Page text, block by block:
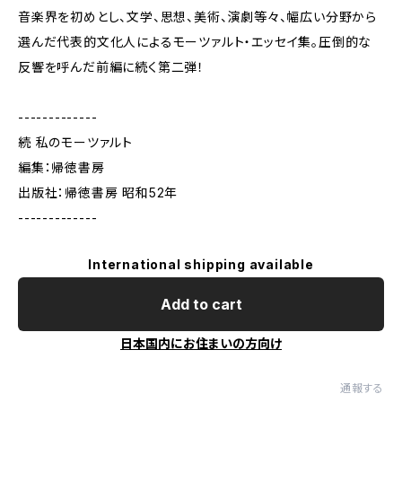
音楽界を初めとし、文学、思想、美術、演劇等々、幅広い分野から
選んだ代表的文化人によるモーツァルト・エッセイ集。圧倒的な
反響を呼んだ前編に続く第二弾！
-------------
続 私のモーツァルト
編集：帰徳書房
出版社：帰徳書房 昭和52年
-------------
International shipping available
Add to cart
日本国内にお住まいの方向け
通報する